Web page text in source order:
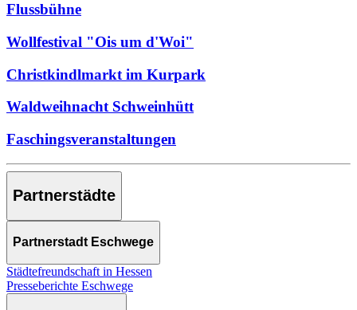
Flussbühne
Wollfestival "Ois um d'Woi"
Christkindlmarkt im Kurpark
Waldweihnacht Schweinhütt
Faschingsveranstaltungen
Partnerstädte
Partnerstadt Eschwege
Städtefreundschaft in Hessen
Presseberichte Eschwege